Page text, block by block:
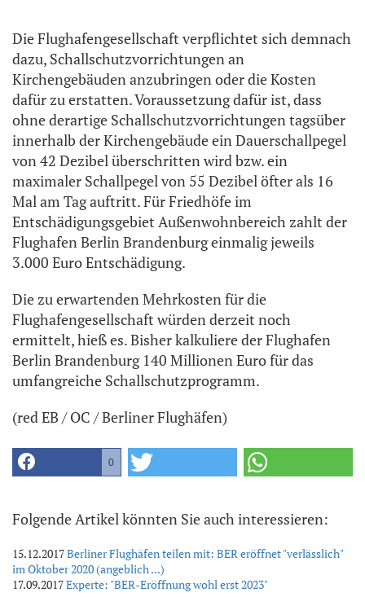
Die Flughafengesellschaft verpflichtet sich demnach
dazu, Schallschutzvorrichtungen an
Kirchengebäuden anzubringen oder die Kosten
dafür zu erstatten. Voraussetzung dafür ist, dass
ohne derartige Schallschutzvorrichtungen tagsüber
innerhalb der Kirchengebäude ein Dauerschallpegel
von 42 Dezibel überschritten wird bzw. ein
maximaler Schallpegel von 55 Dezibel öfter als 16
Mal am Tag auftritt. Für Friedhöfe im
Entschädigungsgebiet Außenwohnbereich zahlt der
Flughafen Berlin Brandenburg einmalig jeweils
3.000 Euro Entschädigung.
Die zu erwartenden Mehrkosten für die
Flughafengesellschaft würden derzeit noch
ermittelt, hieß es. Bisher kalkuliere der Flughafen
Berlin Brandenburg 140 Millionen Euro für das
umfangreiche Schallschutzprogramm.
(red EB / OC / Berliner Flughäfen)
0
Folgende Artikel könnten Sie auch interessieren:
15.12.2017Berliner Flughäfen teilen mit: BER eröffnet "verlässlich"
im Oktober 2020 (angeblich ...)
17.09.2017Experte: "BER-Eröffnung wohl erst 2023"